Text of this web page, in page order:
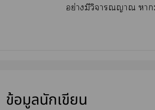
อย่างมีวิจารณญาณ า
ข้อมูลนักเขียน